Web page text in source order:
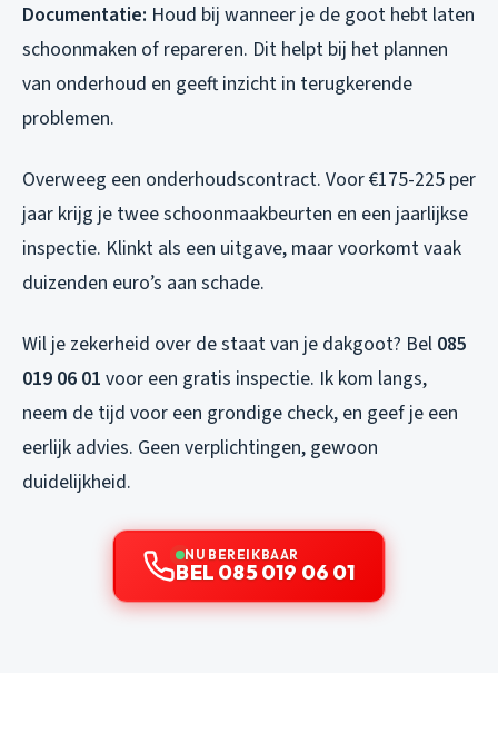
Documentatie: Houd bij wanneer je de goot hebt laten
schoonmaken of repareren. Dit helpt bij het plannen
van onderhoud en geeft inzicht in terugkerende
problemen.
Overweeg een onderhoudscontract. Voor €175-225 per
jaar krijg je twee schoonmaakbeurten en een jaarlijkse
inspectie. Klinkt als een uitgave, maar voorkomt vaak
duizenden euro’s aan schade.
Wil je zekerheid over de staat van je dakgoot? Bel 085
019 06 01 voor een gratis inspectie. Ik kom langs,
neem de tijd voor een grondige check, en geef je een
eerlijk advies. Geen verplichtingen, gewoon
duidelijkheid.
NU BEREIKBAAR
BEL 085 019 06 01